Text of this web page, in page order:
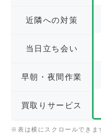
近隣への対策
当日立ち会い
早朝・夜間作業
買取りサービス
※表は横にスクロールできま